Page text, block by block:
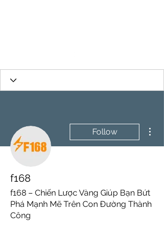
Follow
f168
f168 – Chiến Lược Vàng Giúp Bạn Bứt
Phá Mạnh Mẽ Trên Con Đường Thành
Công